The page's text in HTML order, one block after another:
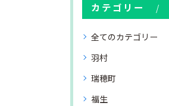
カテゴリー
全てのカテゴリー
羽村
瑞穂町
福生